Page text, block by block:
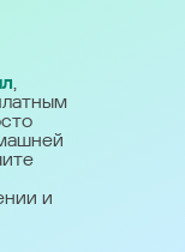
,
и